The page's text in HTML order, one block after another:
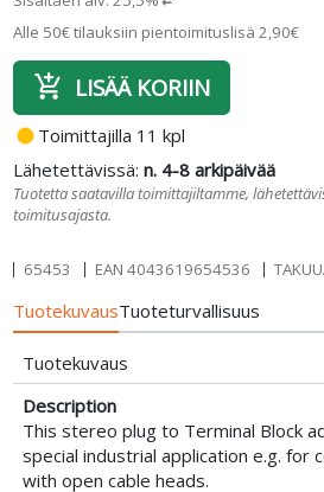
Alle 50€ tilauksiin pientoimituslisä 2,90€
add_shopping_cart LISÄÄ KORIIN
fiber_manual_record Toimittajilla 11 kpl
Lähetettävissä:n. 4-8 arkipäivää
Tuotetta saatavilla toimittajiltamme,
toimitusajasta.
65453 EAN 4043619654536
TuotekuvausTuoteturvallisuus
Tuotekuvaus
Description
This stereo plug to Terminal Block
special industrial application e.g. for
with open cable heads.